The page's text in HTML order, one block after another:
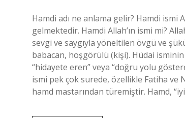
Hamdi adı ne anlama gelir? Hamdi ismi
gelmektedir. Hamdi Allah’ın ismi mi?
sevgi ve saygıyla yöneltilen övgü ve
babacan, hoşgörülü (kişi). Hüdai
“hidayete eren” veya “doğru yolu
ismi pek çok surede, özellikle Fatiha ve
hamd mastarından türemiştir. Hamd,